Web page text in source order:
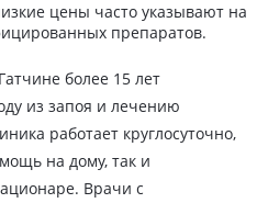
цены часто указывают на
препаратов.
более 15 лет
из запоя и лечению
работает круглосуточно,
на дому, так и
Врачи с